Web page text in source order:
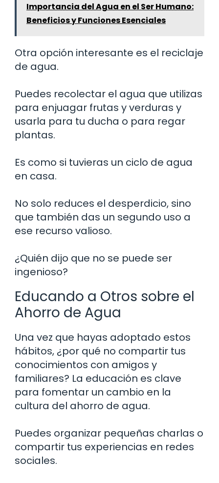
Importancia del Agua en el Ser Humano:
Beneficios y Funciones Esenciales
Otra opción interesante es el reciclaje
de agua.
Puedes recolectar el agua que utilizas
para enjuagar frutas y verduras y
usarla para tu ducha o para regar
plantas.
Es como si tuvieras un ciclo de agua
en casa.
No solo reduces el desperdicio, sino
que también das un segundo uso a
ese recurso valioso.
¿Quién dijo que no se puede ser
ingenioso?
Educando a Otros sobre el
Ahorro de Agua
Una vez que hayas adoptado estos
hábitos, ¿por qué no compartir tus
conocimientos con amigos y
familiares? La educación es clave
para fomentar un cambio en la
cultura del ahorro de agua.
Puedes organizar pequeñas charlas o
compartir tus experiencias en redes
sociales.